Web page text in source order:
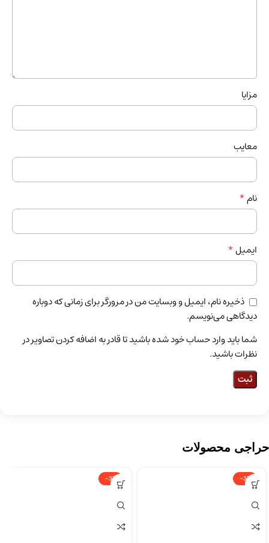
مزایا
معایب
نام*
ایمیل*
ذخیره نام، ایمیل و وبسایت من در مرورگر برای زمانی که دوباره
دیدگاهی می‌نویسم.
شما باید وارد حساب خود شده باشید تا قادر به اضافه کردن تصاویر در
نظرات باشید.
حراجی محصولات
-3%
-3%